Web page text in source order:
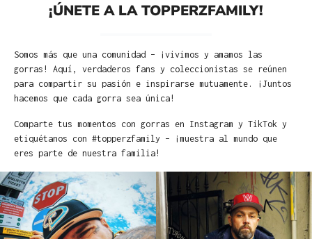
¡ÚNETE A LA TOPPERZFAMILY!
Somos más que una comunidad – ¡vivimos y amamos las
gorras! Aquí, verdaderos fans y coleccionistas se reúnen
para compartir su pasión e inspirarse mutuamente. ¡Juntos
hacemos que cada gorra sea única!
Comparte tus momentos con gorras en Instagram y TikTok y
etiquétanos con #topperzfamily – ¡muestra al mundo que
eres parte de nuestra familia!